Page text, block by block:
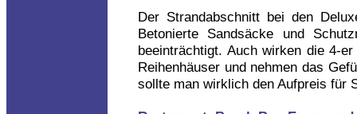
Der Strandabschnitt bei den
Betonierte Sandsäcke und
beeinträchtigt. Auch wirken die 4-
Reihenhäuser und nehmen das
sollte man wirklich den Aufpreis für